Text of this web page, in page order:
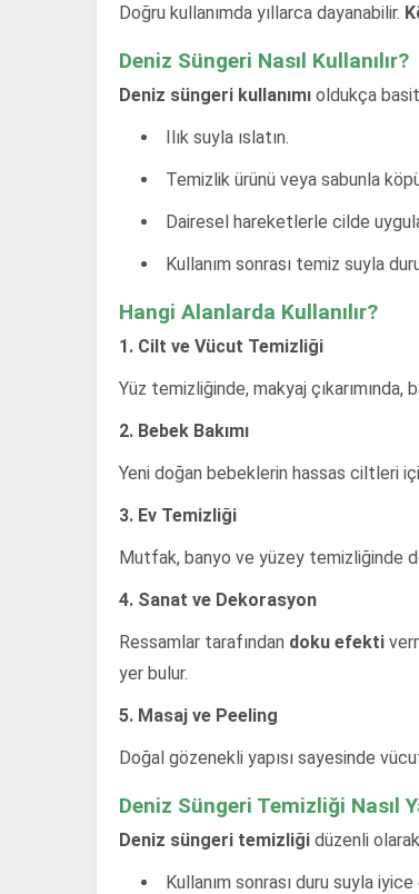
Doğru kullanımda yıllarca dayanabilir.
Deniz Süngeri Nasıl Kullanılır?
Deniz süngeri kullanımı oldukça
Ilık suyla ıslatın.
Temizlik ürünü veya sabunla
Dairesel hareketlerle cilde
Kullanım sonrası temiz suyla
Hangi Alanlarda Kullanılır?
1. Cilt ve Vücut Temizliği
Yüz temizliğinde, makyaj çıkarımında,
2. Bebek Bakımı
Yeni doğan bebeklerin hassas ciltleri
3. Ev Temizliği
Mutfak, banyo ve yüzey temizliğinde
4. Sanat ve Dekorasyon
Ressamlar tarafından doku efekti
yer bulur.
5. Masaj ve Peeling
Doğal gözenekli yapısı sayesinde
Deniz Süngeri Temizliği Nasıl
Deniz süngeri temizliği düzenli olarak
Kullanım sonrası duru suyla iyice